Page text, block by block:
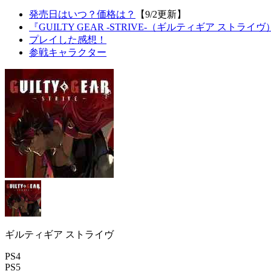
発売日はいつ？価格は？
【9/2更新】
『GUILTY GEAR -STRIVE-（ギルティギア ストライヴ
プレイした感想！
参戦キャラクター
ギルティギア ストライヴ
PS4
PS5